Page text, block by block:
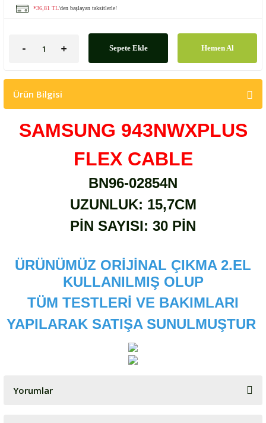
*36,81 TL'den başlayan taksitlerle!
Sepete Ekle Hemen Al
Ürün Bilgisi
SAMSUNG 943NWXPLUS
FLEX CABLE
BN96-02854N
UZUNLUK: 15,7CM
PİN SAYISI: 30 PİN
ÜRÜNÜMÜZ ORİJİNAL ÇIKMA 2.EL
KULLANILMIŞ OLUP
TÜM TESTLERİ VE BAKIMLARI
YAPILARAK SATIŞA SUNULMUŞTUR
Yorumlar